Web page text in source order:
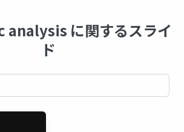
analysis に関するスライ
ド